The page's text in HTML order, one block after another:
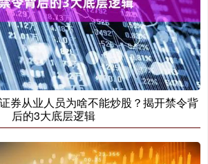
券从业人员为啥不能炒股？揭开禁令背
后的3大底层逻辑